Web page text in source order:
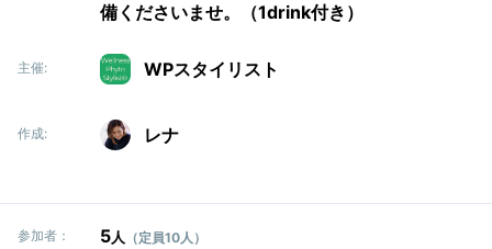
備くださいませ。（1drink付き）
主催: WPスタイリスト
作成: レナ
参加者： 5人 （定員10人）